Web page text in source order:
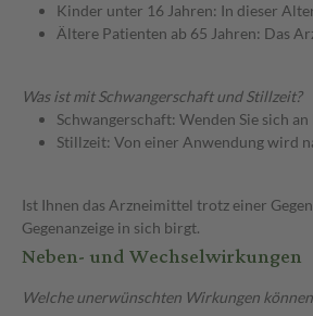
Kinder unter 16 Jahren: In dieser
Ältere Patienten ab 65 Jahren: Das
Was ist mit Schwangerschaft und Stillzeit?
Schwangerschaft: Wenden Sie sich
Stillzeit: Von einer Anwendung wird
Ist Ihnen das Arzneimittel trotz einer
Gegenanzeige in sich birgt.
Neben- und Wechselwirkungen
Welche unerwünschten Wirkungen